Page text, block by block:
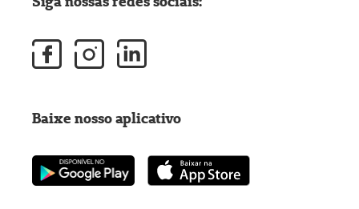
Baixe nosso aplicativo